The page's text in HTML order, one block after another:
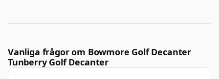
Vanliga frågor om Bowmore Golf Decanter
Tunberry Golf Decanter